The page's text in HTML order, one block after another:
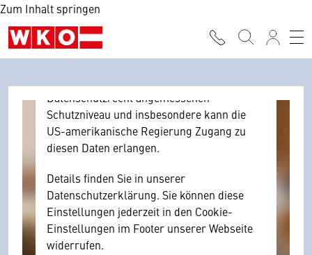
Zum Inhalt springen
Browser personenbezogene technische
Daten zu Geräten und Nutzerverhalten
mitunter mit US-amerikanischen Anbietern
Datenschutzrecht angemessenen
Schutzniveau und insbesondere kann die
US-amerikanische Regierung Zugang zu
diesen Daten erlangen.
Details finden Sie in unserer
Datenschutzerklärung. Sie können diese
Einstellungen jederzeit in den Cookie-
Einstellungen im Footer unserer Webseite
widerrufen.